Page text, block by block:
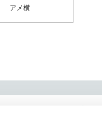
アメ横